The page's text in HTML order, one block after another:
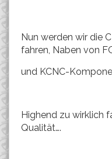
Nun werden wir die
fahren, Naben von
und KCNC-
Highend zu wirklich
Qualität….